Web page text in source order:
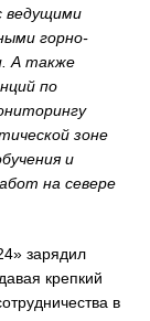
ведущими
горно-
А также
по
зоне
и
на севере
зарядил
крепкий
в